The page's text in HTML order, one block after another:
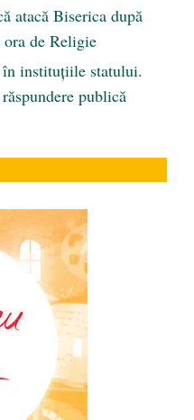
atacă Biserica după
de Religie
instituțiile statului.
publică